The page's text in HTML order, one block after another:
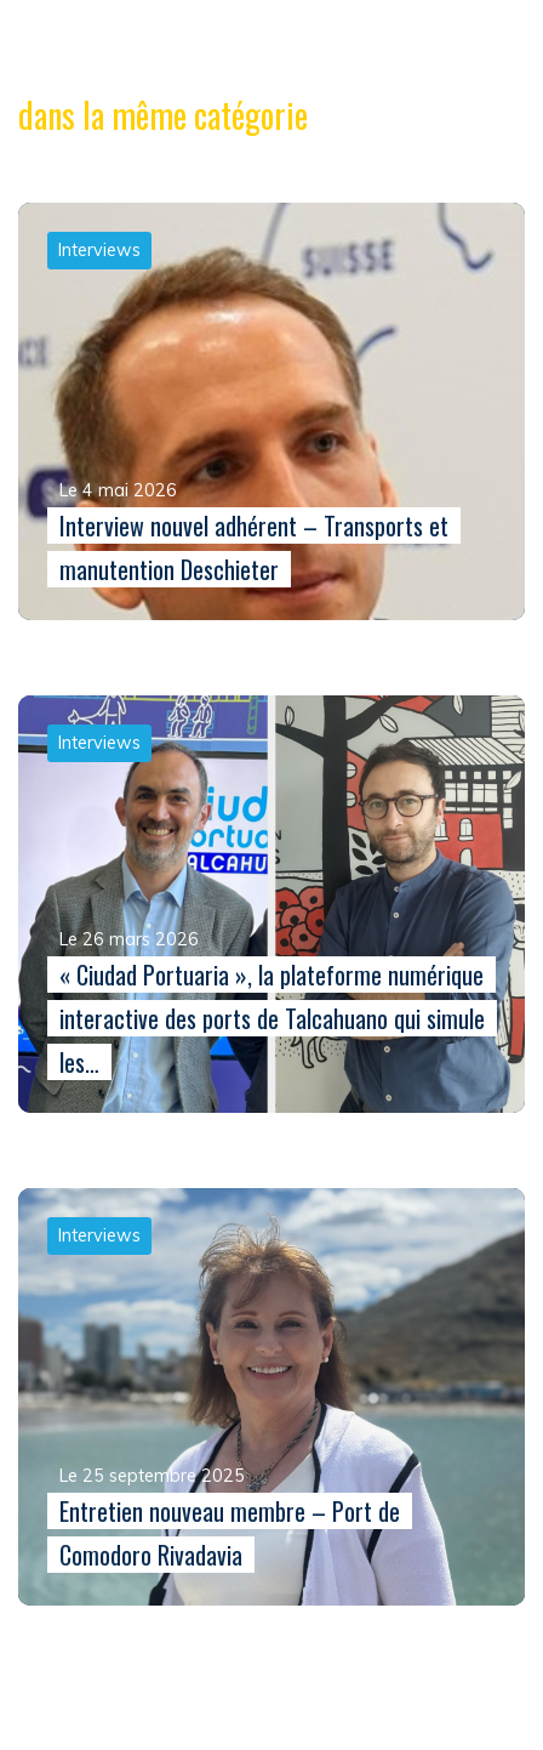
dans la même catégorie
Interviews
Le 4 mai 2026
Interview nouvel adhérent – Transports et
manutention Deschieter
Interviews
Le 26 mars 2026
« Ciudad Portuaria », la plateforme numérique
interactive des ports de Talcahuano qui simule
les…
Interviews
Le 25 septembre 2025
Entretien nouveau membre – Port de
Comodoro Rivadavia